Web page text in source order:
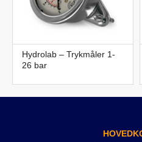
Hydrolab – Trykmåler 1-
26 bar